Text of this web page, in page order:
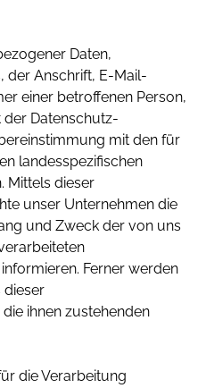
Daten,
der Anschrift, E-Mail-
einer betroffenen Person,
Datenschutz-
mit den für
landesspezifischen
Mittels dieser
unser Unternehmen die
und Zweck der von uns
Ferner werden
dieser
ihnen zustehenden
die Verarbeitung